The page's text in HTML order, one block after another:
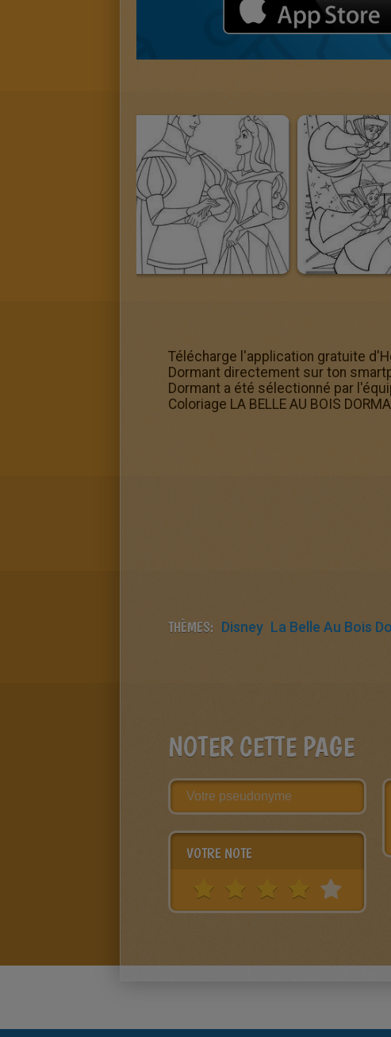
Télécharge l'application gratuite
Dormant directement sur ton
Dormant a été sélectionné par
Coloriage LA BELLE AU BOIS
THÈMES: Disney La Belle Au Bois
NOTER CETTE PAGE
VOTRE NOTE